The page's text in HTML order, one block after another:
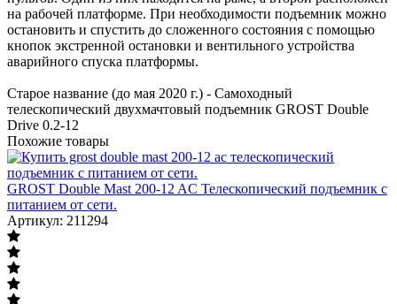
на рабочей платформе. При необходимости подъемник можно
остановить и спустить до сложенного состояния с помощью
кнопок экстренной остановки и вентильного устройства
аварийного спуска платформы.
Старое название (до мая 2020 г.) - Самоходный
телескопический двухмачтовый подъемник GROST Double
Drive 0.2-12
Похожие товары
GROST Double Mast 200-12 AC Телескопический подъемник с
питанием от сети.
Артикул: 211294